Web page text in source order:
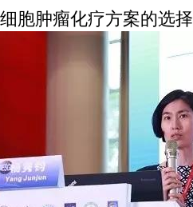
胞肿瘤化疗方案的选